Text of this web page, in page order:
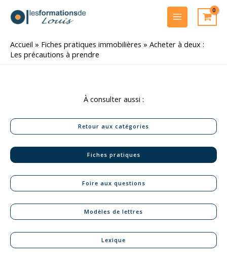
MAIN
MENU
Accueil » Fiches pratiques immobilières » Acheter à deux :
Les précautions à prendre
À consulter aussi :
Retour aux catégories
Fiches pratiques
Foire aux questions
Modèles de lettres
Lexique